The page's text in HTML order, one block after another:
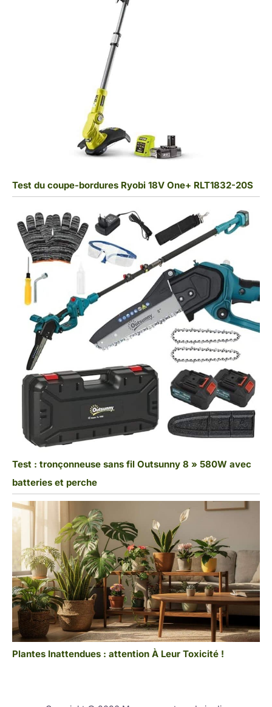
Test du coupe-bordures Ryobi 18V One+ RLT1832-20S
Test : tronçonneuse sans fil Outsunny 8 » 580W avec
batteries et perche
Plantes Inattendues : attention À Leur Toxicité !